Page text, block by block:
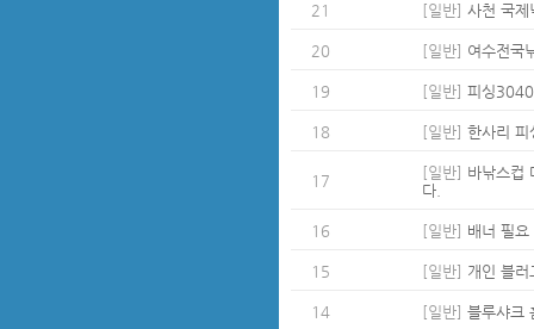
21 [일반] 사천 국제
20 [일반] 여수전국
19 [일반] 피싱
18 [일반] 한사리 피
17 [일반] 바낚스컵
다.
16 [일반] 배너 필요
15 [일반] 개인 블
14 [일반] 블루샤크